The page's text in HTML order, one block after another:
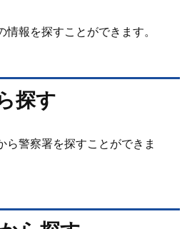
情報を探すことができます。
探す
ら警察署を探すことができま